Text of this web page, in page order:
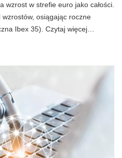
wzrost w strefie euro jako całości.
osiągając roczne
Ibex 35). Czytaj więcej…